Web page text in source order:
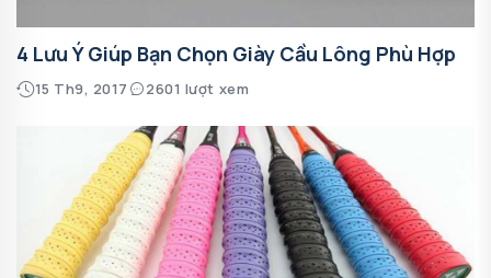
4 Lưu Ý Giúp Bạn Chọn Giày Cầu Lông Phù Hợp
15 Th9, 2017 2601 lượt xem